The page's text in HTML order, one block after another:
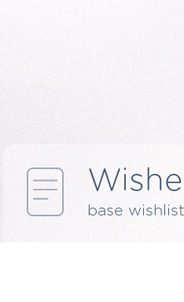
base wishlist